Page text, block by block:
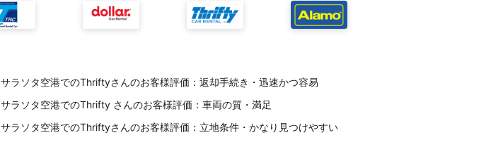
サラソタ空港でのThriftyさんのお客様評価：返却手続き・迅速かつ容易
サラソタ空港でのThrifty さんのお客様評価：車両の質・満足
サラソタ空港でのThriftyさんのお客様評価：立地条件・かなり見つけやすい